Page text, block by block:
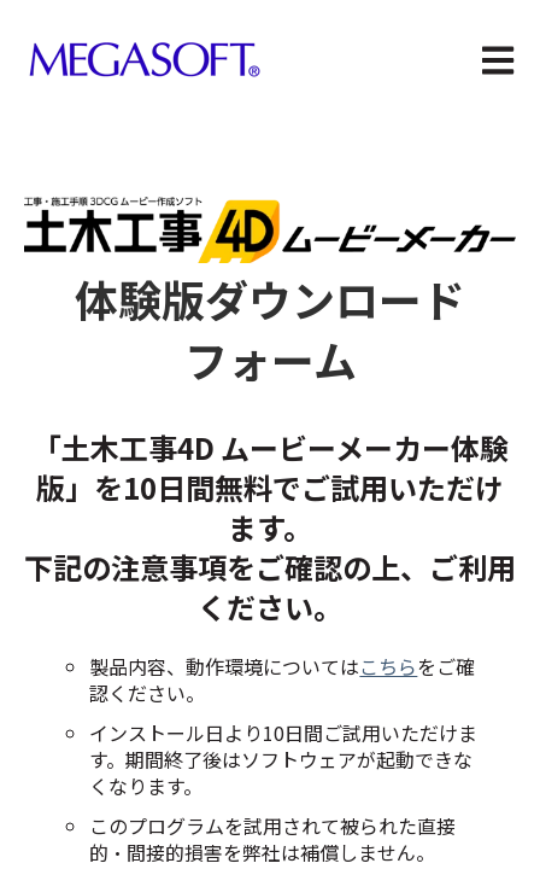
メイ
体験版ダウンロード
フォーム
「土木工事4D ムービーメーカー体験
版」を10日間無料でご試用いただけ
ます。
下記の注意事項をご確認の上、ご利用
ください。
製品内容、動作環境についてはこちらをご確
認ください。
インストール日より10日間ご試用いただけま
す。期間終了後はソフトウェアが起動できな
くなります。
このプログラムを試用されて被られた直接
的・間接的損害を弊社は補償しません。